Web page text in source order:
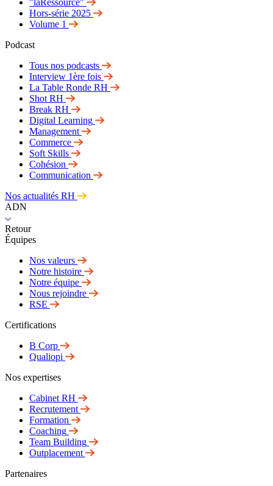
"laRessource"
Hors-série 2025
Volume 1
Podcast
Tous nos podcasts
Interview 1ère fois
La Table Ronde RH
Shot RH
Break RH
Digital Learning
Management
Commerce
Soft Skills
Cohésion
Communication
Nos actualités RH
ADN
Retour
Équipes
Nos valeurs
Notre histoire
Notre équipe
Nous rejoindre
RSE
Certifications
B Corp
Qualiopi
Nos expertises
Cabinet RH
Recrutement
Formation
Coaching
Team Building
Outplacement
Partenaires